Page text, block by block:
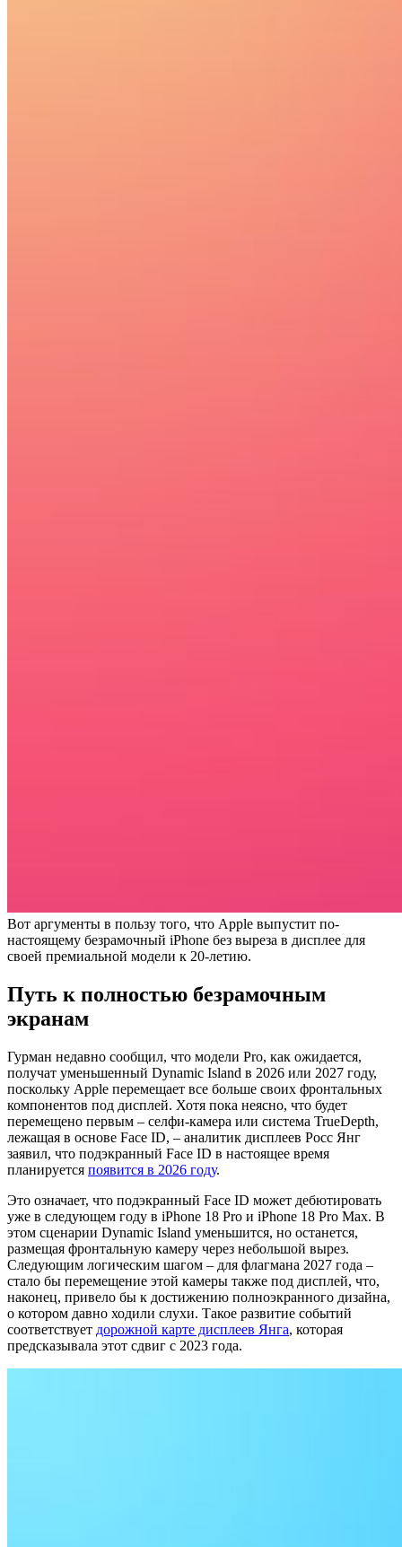
Вот аргументы в пользу того, что Apple выпустит по-
настоящему безрамочный iPhone без выреза в дисплее для
своей премиальной модели к 20-летию.
Путь к полностью безрамочным
экранам
Гурман недавно сообщил, что модели Pro, как ожидается,
получат уменьшенный Dynamic Island в 2026 или 2027 году,
поскольку Apple перемещает все больше своих фронтальных
компонентов под дисплей. Хотя пока неясно, что будет
перемещено первым – селфи-камера или система TrueDepth,
лежащая в основе Face ID, – аналитик дисплеев Росс Янг
заявил, что подэкранный Face ID в настоящее время
планируется появится в 2026 году.
Это означает, что подэкранный Face ID может дебютировать
уже в следующем году в iPhone 18 Pro и iPhone 18 Pro Max. В
этом сценарии Dynamic Island уменьшится, но останется,
размещая фронтальную камеру через небольшой вырез.
Следующим логическим шагом – для флагмана 2027 года –
стало бы перемещение этой камеры также под дисплей, что,
наконец, привело бы к достижению полноэкранного дизайна,
о котором давно ходили слухи. Такое развитие событий
соответствует дорожной карте дисплеев Янга, которая
предсказывала этот сдвиг с 2023 года.